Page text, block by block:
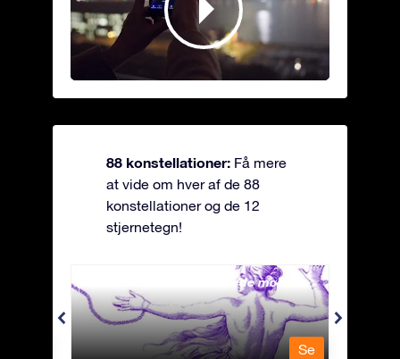
88 konstellationer: Få mere
at vide om hver af de 88
konstellationer og de 12
stjernetegn!
Andromeda - Den lænkede mø
Se